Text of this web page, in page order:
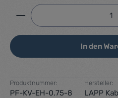
Produkt Anzahl: Gib
In den
Produktnummer:
PF-KV-EH-0.75-8
Hersteller:
LAPP